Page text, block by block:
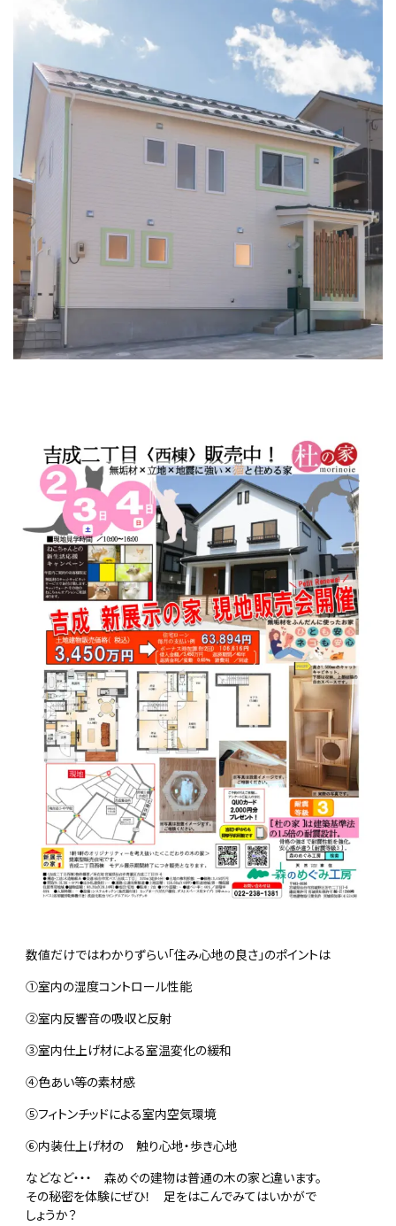
数値だけではわかりずらい「住み心地の良さ」のポイントは
①室内の湿度コントロール性能
②室内反響音の吸収と反射
③室内仕上げ材による室温変化の緩和
④色あい等の素材感
⑤フィトンチッドによる室内空気環境
⑥内装仕上げ材の 触り心地・歩き心地
などなど・・・ 森めぐの建物は普通の木の家と違います。
その秘密を体験にぜひ！ 足をはこんでみてはいかがで
しょうか？